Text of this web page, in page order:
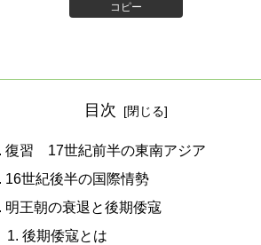
コピー
目次
復習 17世紀前半の東南アジア
16世紀後半の国際情勢
明王朝の衰退と後期倭寇
後期倭寇とは